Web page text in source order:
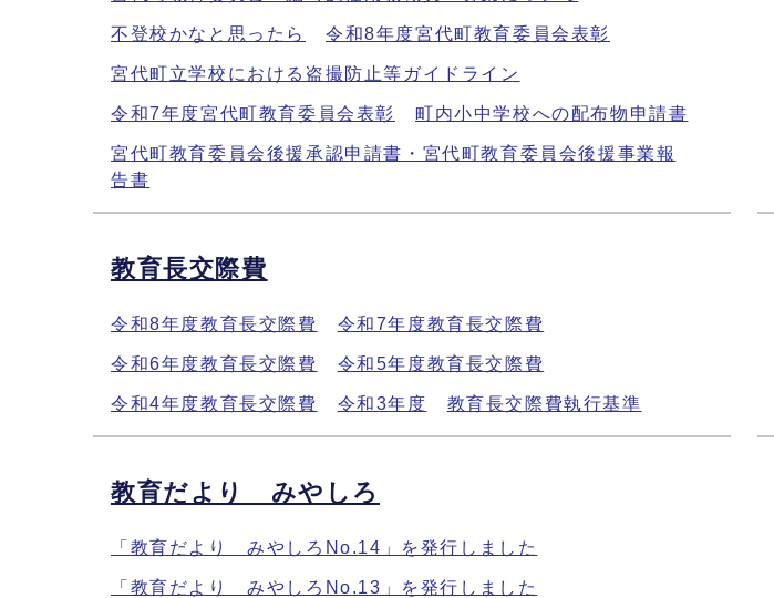
不登校かなと思ったら 令和8年度宮代町教育委員会表彰
宮代町立学校における盗撮防止等ガイドライン
令和7年度宮代町教育委員会表彰 町内小中学校への配布物申請書
宮代町教育委員会後援承認申請書・宮代町教育委員会後援事業報
告書
教育長交際費
令和8年度教育長交際費 令和7年度教育長交際費
令和6年度教育長交際費 令和5年度教育長交際費
令和4年度教育長交際費 令和3年度 教育長交際費執行基準
教育だより みやしろ
「教育だより みやしろNo.14」を発行しました
「教育だより みやしろNo.13」を発行しました